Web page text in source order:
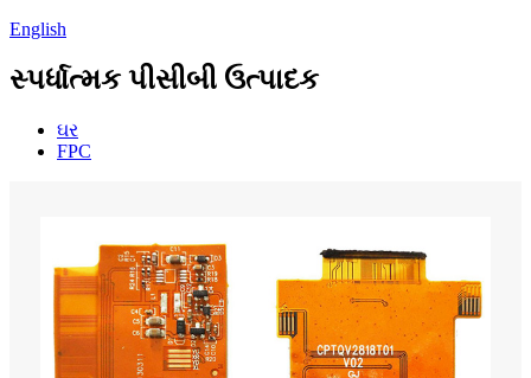
English
સ્પર્ધાત્મક પીસીબી ઉત્પાદક
ઘર
FPC